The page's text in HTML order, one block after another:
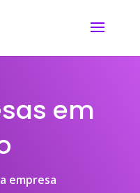
em
empresa